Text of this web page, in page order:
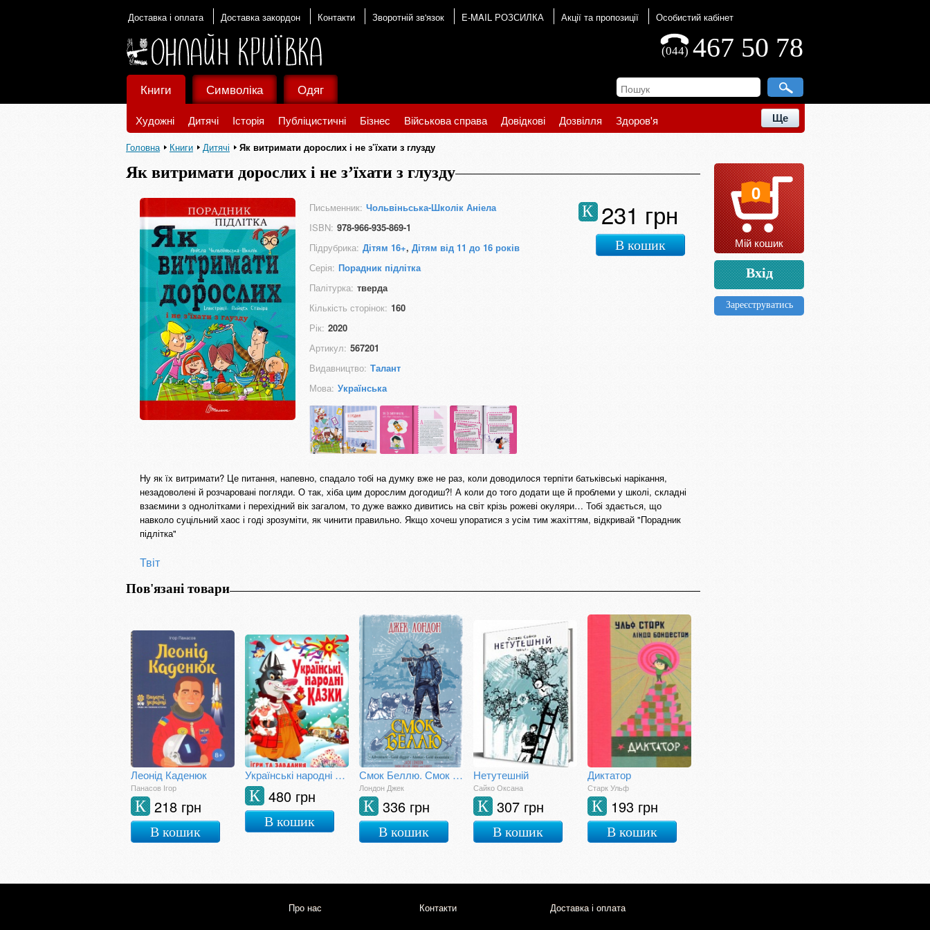
Доставка і оплата Доставка закордон Контакти Зворотній зв'язок E-MAIL РОЗСИЛКА Акції та пропозиції Особистий кабінет
467 50 78
(044)
Книги
Художні Дитячі Історія Публіцистичні Бізнес Військова справа Довідкові Дозвілля Здоров'я Ще
Символіка Одяг
Головна Книги Дитячі Як витримати дорослих і не з’їхати з глузду
Як витримати дорослих і не з’їхати з глузду
Письменник: Чольвіньська-Школік Аніела
ISBN: 978-966-935-869-1
Підрубрика: Дітям 16+, Дітям від 11 до 16 років
Серія: Порадник підлітка
Палітурка: тверда
Кількість сторінок: 160
Рік: 2020
Артикул: 567201
Видавництво: Талант
Мова: Українська
231 грн
К
В кошик
Ну як їх витримати? Це питання, напевно, спадало тобі на думку вже не раз, коли доводилося терпіти батьківські нарікання,
незадоволені й розчаровані погляди. О так, хіба цим дорослим догодиш?! А коли до того додати ще й проблеми у школі, складні
взаємини з однолітками і перехідний вік загалом, то дуже важко дивитись на світ крізь рожеві окуляри… Тобі здається, що
навколо суцільний хаос і годі зрозуміти, як чинити правильно. Якщо хочеш упоратися з усім тим жахіттям, відкривай "Порадник
підлітка"
Твіт
Пов'язані товари
Леонід Каденюк
Панасов Ігор
218 грн
К
В кошик
Українські народні казки. Ігри та завдання
480 грн
К
В кошик
Смок Беллю. Смок і Малюк
Лондон Джек
336 грн
К
В кошик
Нетутешній
Сайко Оксана
307 грн
К
В кошик
Диктатор
Старк Ульф
193 грн
К
В кошик
0
Мій кошик
Вхід
Зареєструватись
Про нас Контакти Доставка і оплата